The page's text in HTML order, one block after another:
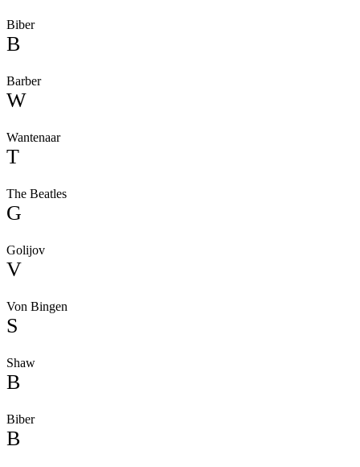
Biber
B
Barber
W
Wantenaar
T
The Beatles
G
Golijov
V
Von Bingen
S
Shaw
B
Biber
B